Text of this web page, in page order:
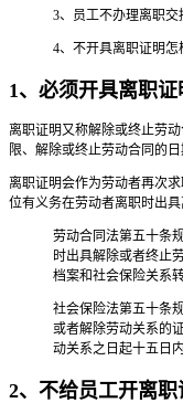
3、员工不办理离职
4、不开具离职证明怎
1、必须开具离职
离职证明又称解除或终止劳
限、解除或终止劳动合同的
离职证明会作为劳动者再次
位有义务在劳动者离职时出
劳动合同法第五十条
时出具解除或者终止
档案和社会保险关系转
社会保险法第五十条
或者解除劳动关系的
动关系之日起十五日
2、不给员工开离